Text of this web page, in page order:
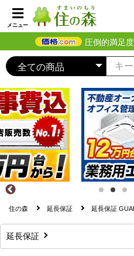
メニュー
圧倒的満足度
住の森 延長保証 延長保証
延長保証